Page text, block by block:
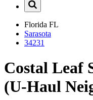
Florida FL
Sarasota
34231
Costal Leaf
(U-Haul